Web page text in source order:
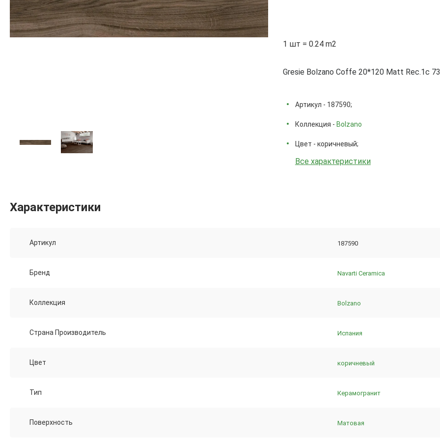
1 шт = 0.24 m2
Gresie Bolzano Coffe 20*120 Matt Rec.1с
Артикул - 187590;
Коллекция - Bolzano
Цвет - коричневый;
Все характеристики
Характеристики
Артикул 187590
Бренд Navarti Ceramica
Коллекция Bolzano
Страна Производитель Испания
Цвет коричневый
Тип Керамогранит
Поверхность Матовая